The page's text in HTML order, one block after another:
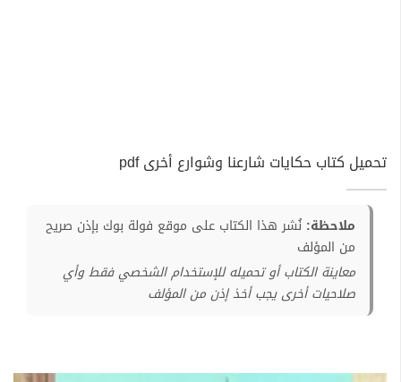
تحميل كتاب حكايات شارعنا وشوارع أخرى pdf
ملاحظة: نُشر هذا الكتاب على موقع فولة بوك بإذن صريح
من المؤلف
معاينة الكتاب أو تحميله للإستخدام الشخصي فقط وأي
صلاحيات أخرى يجب أخذ إذن من المؤلف